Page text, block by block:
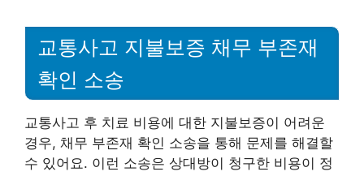
교통사고 지불보증 채무 부존재
확인 소송
교통사고 후 치료 비용에 대한 지불보증이 어려운
경우, 채무 부존재 확인 소송을 통해 문제를 해결할
수 있어요. 이런 소송은 상대방이 청구한 비용이 정